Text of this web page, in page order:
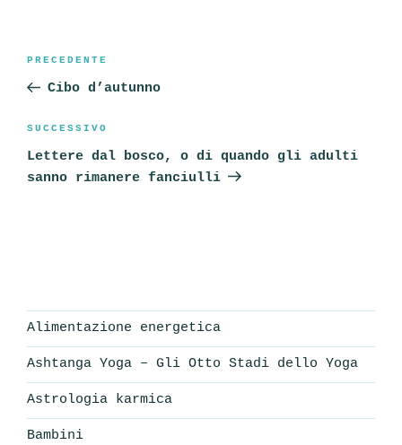
Articolo
precedente:
PRECEDENTE
Cibo d’autunno
Articolo
successivo
SUCCESSIVO
Lettere dal bosco, o di quando gli adulti
sanno rimanere fanciulli
Alimentazione energetica
Ashtanga Yoga – Gli Otto Stadi dello Yoga
Astrologia karmica
Bambini